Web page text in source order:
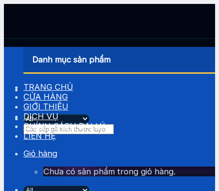
Tìm
kiếm:
Danh mục sản phẩm
TRANG CHỦ
CỬA HÀNG
GIỚI THIỆU
DỊCH VỤ
CHÍNH SÁCH ĐẠI LÝ
LIÊN HỆ
Giỏ hàng
Chưa có sản phẩm trong giỏ hàng.